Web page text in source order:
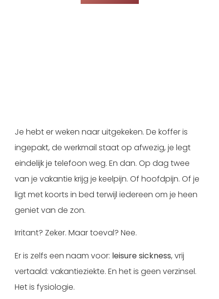
Je hebt er weken naar uitgekeken. De koffer is
ingepakt, de werkmail staat op afwezig, je legt
eindelijk je telefoon weg. En dan. Op dag twee
van je vakantie krijg je keelpijn. Of hoofdpijn. Of je
ligt met koorts in bed terwijl iedereen om je heen
geniet van de zon.
Irritant? Zeker. Maar toeval? Nee.
Er is zelfs een naam voor: leisure sickness, vrij
vertaald: vakantieziekte. En het is geen verzinsel.
Het is fysiologie.